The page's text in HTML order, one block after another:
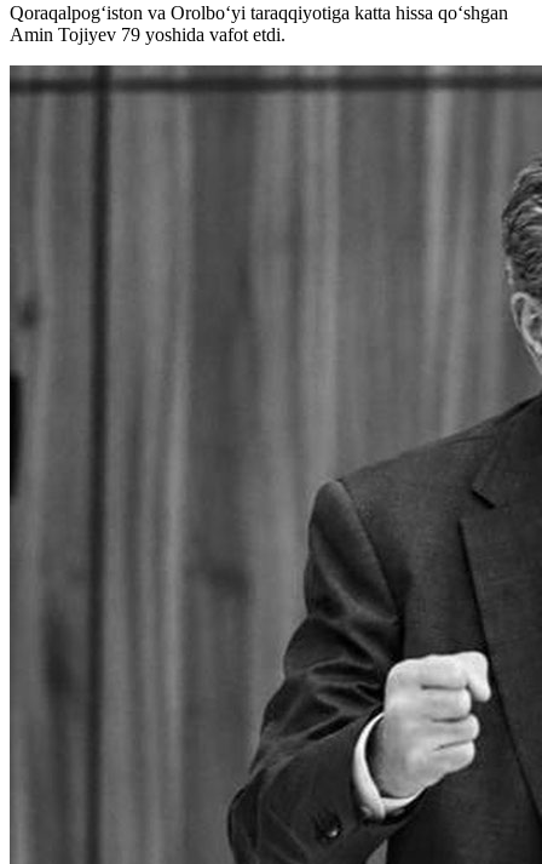
Qoraqalpog‘iston va Orolbo‘yi taraqqiyotiga katta hissa qo‘shgan
Amin Tojiyev 79 yoshida vafot etdi.